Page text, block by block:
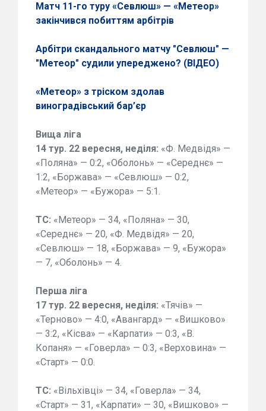
Матч 11-го туру «Севлюш» — «Метеор»
закінчився побиттям арбітрів
Арбітри скандального матчу "Севлюш" —
"Метеор" судили упереджено? (ВІДЕО)
«Метеор» з тріском здолав
виноградівський бар’єр
Вища ліга
14 тур. 22 вересня, неділя: «Ф. Медвідя» —
«Поляна» — 0:2, «Оболонь» — «Середнє» —
1:2, «Боржава» — «Севлюш» — 0:2,
«Метеор» — «Бужора» — 5:1.
ТС: «Метеор» — 34, «Поляна» — 30,
«Середнє» — 20, «Ф. Медвідя» — 20,
«Севлюш» — 18, «Боржава» — 9, «Бужора»
— 7, «Оболонь» — 4.
Перша ліга
17 тур. 22 вересня, неділя: «Тячів» —
«Терново» — 4:0, «Авангард» — «Вишково»
— 3:2, «Кісва» — «Карпати» — 0:3, «В.
Копаня» — «Говерла» — 0:3, «Верховина» —
«Старт» — 0:0.
ТС: «Вільхівці» — 34, «Говерла» — 34,
«Старт» — 31, «Карпати» — 30, «Вишково» —